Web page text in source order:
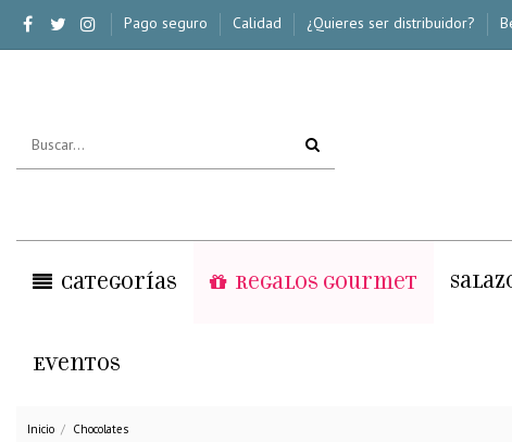
Pago seguro Calidad ¿Quieres ser distribuidor?
Categorías Regalos Gourmet
Eventos
Inicio Chocolates